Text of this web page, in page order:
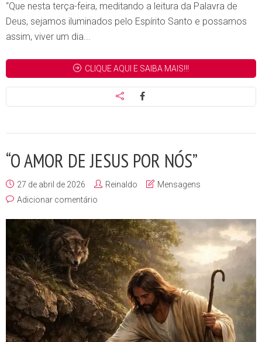
“Que nesta terça-feira, meditando a leitura da Palavra de
Deus, sejamos iluminados pelo Espírito Santo e possamos
assim, viver um dia...
CLIQUE AQUI E SAIBA MAIS!!!
“O AMOR DE JESUS POR NÓS”
27 de abril de 2026 Reinaldo
Mensagens
Adicionar comentário